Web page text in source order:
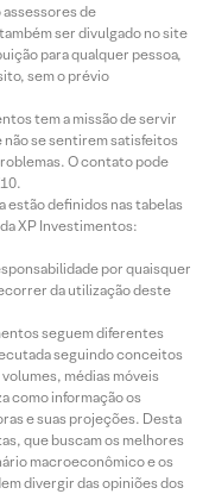
de
ser divulgado no site
para qualquer pessoa,
sem o prévio
tem a missão de servir
se sentirem satisfeitos
O contato pode
estão definidos nas tabelas
XP Investimentos:
por quaisquer
da utilização deste
seguem diferentes
seguindo conceitos
médias móveis
como informação os
e suas projeções. Desta
que buscam os melhores
macroeconômico e os
divergir das opiniões dos